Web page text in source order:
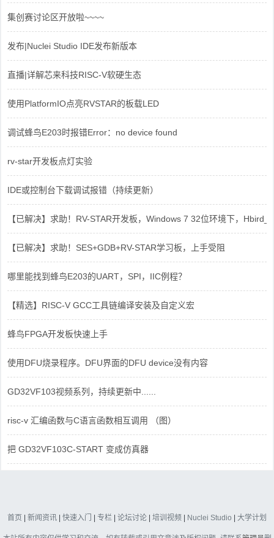
集创赛讨论区开放啦~~~~
发布|Nuclei Studio IDE发布新版本
直播|详解芯来科技RISC-V软硬生态
使用PlatformIO点亮RVSTAR的板载LED
调试蜂鸟E203时报错Error：no device found
rv-star开发板点灯实验
IDE或控制台下载调试报错（持续更新）
【已解决】求助！RV-STAR开发板，Windows 7 32位环境下，
【已解决】求助！SES+GDB+RV-STAR学习板，上手受阻
哪里能找到蜂鸟E203的UART，SPI，IIC例程？
【精选】RISC-V GCC工具链编译安装及自定义宏
蜂鸟FPGA开发板快速上手
使用DFU烧录程序。DFU界面的DFU device没有内容
GD32VF103视频系列，持续更新中......
risc-v 汇编函数与C语言函数相互调用 （图）
把 GD32VF103C-START 变成仿真器
首页 | 新闻资讯 | 快速入门 | 专栏 | 论坛讨论 | 培训视频 | Nuclei Studio | 大学计划